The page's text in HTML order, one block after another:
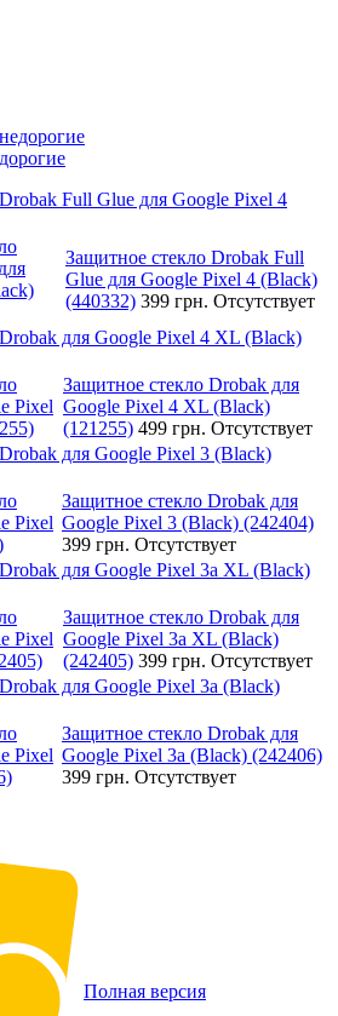
Full Glue для Google Pixel 4
Защитное стекло Drobak Full
Glue для Google Pixel 4 (Black)
(440332) 399 грн. Отсутствует
для Google Pixel 4 XL (Black)
Защитное стекло Drobak для
Google Pixel 4 XL (Black)
(121255) 499 грн. Отсутствует
для Google Pixel 3 (Black)
Защитное стекло Drobak для
Google Pixel 3 (Black) (242404)
399 грн. Отсутствует
для Google Pixel 3a XL (Black)
Защитное стекло Drobak для
Google Pixel 3a XL (Black)
(242405) 399 грн. Отсутствует
для Google Pixel 3a (Black)
Защитное стекло Drobak для
Google Pixel 3a (Black) (242406)
399 грн. Отсутствует
Полная версия